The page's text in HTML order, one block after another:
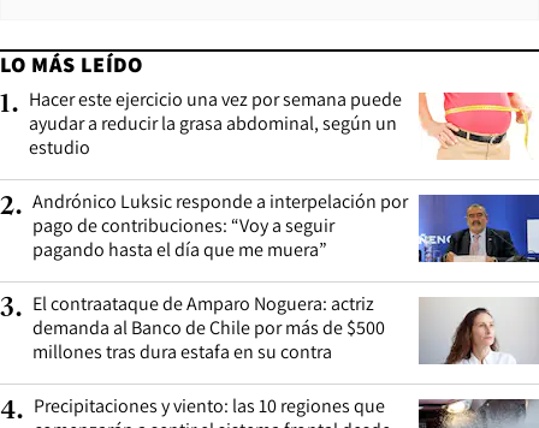
LO MÁS LEÍDO
1. Hacer este ejercicio una vez por semana puede
ayudar a reducir la grasa abdominal, según un
estudio
2. Andrónico Luksic responde a interpelación por
pago de contribuciones: “Voy a seguir
pagando hasta el día que me muera”
3. El contraataque de Amparo Noguera: actriz
demanda al Banco de Chile por más de $500
millones tras dura estafa en su contra
4. Precipitaciones y viento: las 10 regiones que